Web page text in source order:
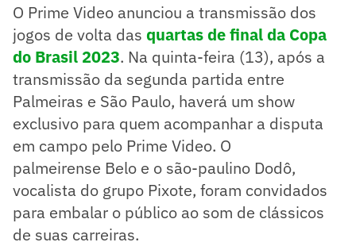
O Prime Video anunciou a transmissão dos
jogos de volta das quartas de final da Copa
do Brasil 2023. Na quinta-feira (13), após a
transmissão da segunda partida entre
Palmeiras e São Paulo, haverá um show
exclusivo para quem acompanhar a disputa
em campo pelo Prime Video. O
palmeirense Belo e o são-paulino Dodô,
vocalista do grupo Pixote, foram convidados
para embalar o público ao som de clássicos
de suas carreiras.